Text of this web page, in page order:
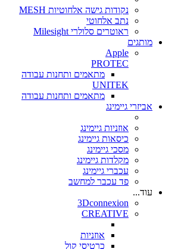
נקודות גישה אלחוטיות MESH
נתב אלחוטי
ראוטרים סלולרי Milesight
מותגים
Apple
PROTEC
מתאמים ותחנות עבודה
UNITEK
מתאמים ותחנות עבודה
אביזרי גיימינג
אוזניות גיימינג
כיסאות גיימינג
מסכי גיימינג
מקלדות גיימינג
עכברי גיימינג
פד עכבר למחשב
עוד...
3Dconnexion
CREATIVE
אוזניות
כרטיסי קול